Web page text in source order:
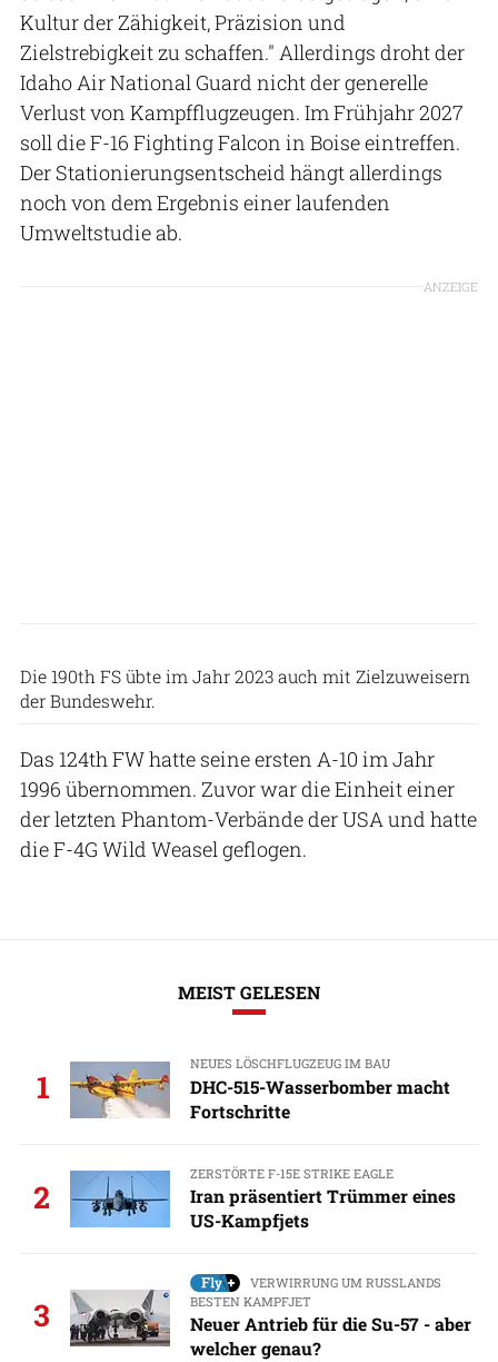
Kultur der Zähigkeit, Präzision und
Zielstrebigkeit zu schaffen." Allerdings droht der
Idaho Air National Guard nicht der generelle
Verlust von Kampfflugzeugen. Im Frühjahr 2027
soll die F-16 Fighting Falcon in Boise eintreffen.
Der Stationierungsentscheid hängt allerdings
noch von dem Ergebnis einer laufenden
Umweltstudie ab.
ANZEIGE
Die 190th FS übte im Jahr 2023 auch mit Zielzuweisern
der Bundeswehr.
Das 124th FW hatte seine ersten A-10 im Jahr
1996 übernommen. Zuvor war die Einheit einer
der letzten Phantom-Verbände der USA und hatte
die F-4G Wild Weasel geflogen.
MEIST GELESEN
1
NEUES LÖSCHFLUGZEUG IM BAU
DHC-515-Wasserbomber macht
Fortschritte
2
ZERSTÖRTE F-15E STRIKE EAGLE
Iran präsentiert Trümmer eines
US-Kampfjets
3
VERWIRRUNG UM RUSSLANDS
BESTEN KAMPFJET
Neuer Antrieb für die Su-57 - aber
welcher genau?